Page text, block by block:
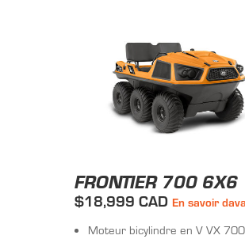
FRONTIER 700 6X6
$18,999 CAD En savoir
Moteur bicylindre en V VX 700